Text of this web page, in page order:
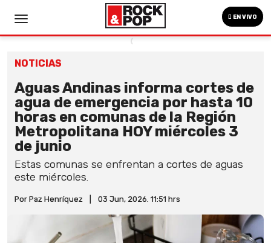
EN VIVO
NOTICIAS
Aguas Andinas informa cortes de
agua de emergencia por hasta 10
horas en comunas de la Región
Metropolitana HOY miércoles 3
de junio
Estas comunas se enfrentan a cortes de aguas
este miércoles.
Por Paz Henríquez 03 Jun, 2026. 11:51 hrs